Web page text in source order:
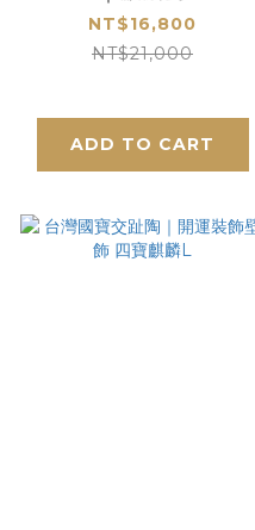
NT$16,800
NT$21,000
ADD TO CART